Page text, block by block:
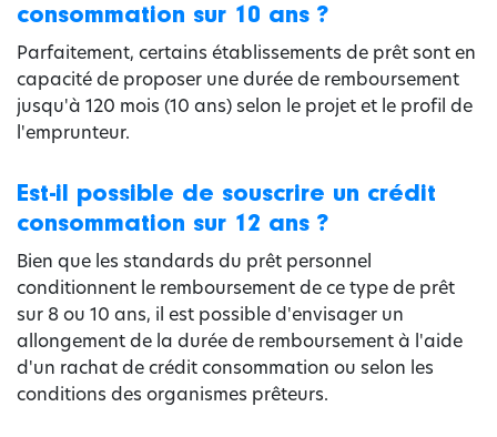
consommation sur 10 ans ?
Parfaitement, certains établissements de prêt sont en
capacité de proposer une durée de remboursement
jusqu'à 120 mois (10 ans) selon le projet et le profil de
l'emprunteur.
Est-il possible de souscrire un crédit
consommation sur 12 ans ?
Bien que les standards du prêt personnel
conditionnent le remboursement de ce type de prêt
sur 8 ou 10 ans, il est possible d'envisager un
allongement de la durée de remboursement à l'aide
d'un rachat de crédit consommation ou selon les
conditions des organismes prêteurs.